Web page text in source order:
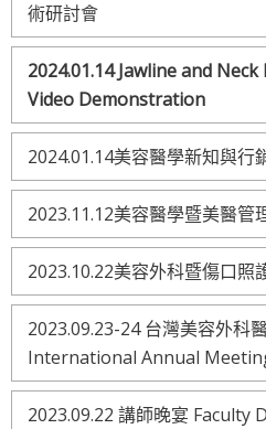
術研討會
2024.01.14 Jawline and
Video Demonstration
2024.01.14美容醫學新知與行
2023.11.12美容醫學暨美醫管
2023.10.22美容外科暨傷口照
2023.09.23-24 台灣美容外科
International Annual
2023.09.22 講師晚宴 Faculty